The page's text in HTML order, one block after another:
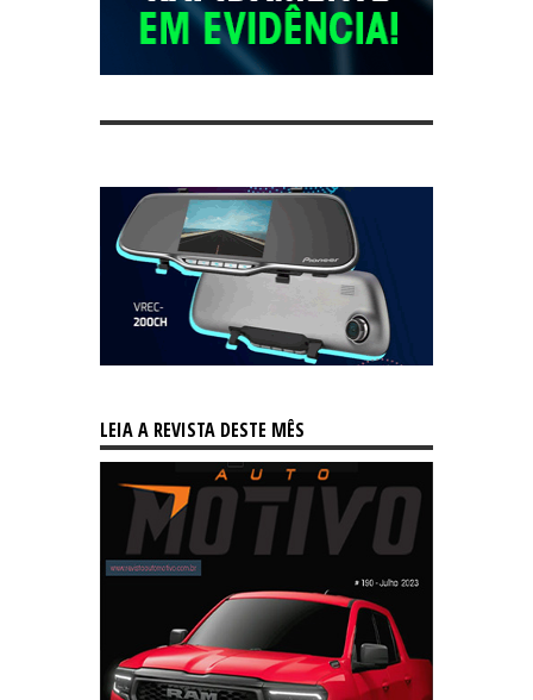
LEIA A REVISTA DESTE MÊS